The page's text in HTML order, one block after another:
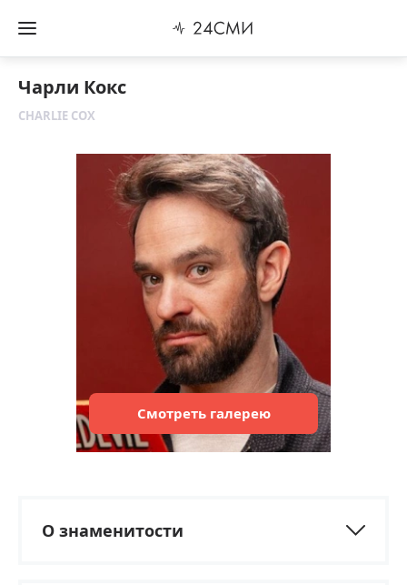
Чарли Кокс
CHARLIE COX
Смотреть галерею
О знаменитости